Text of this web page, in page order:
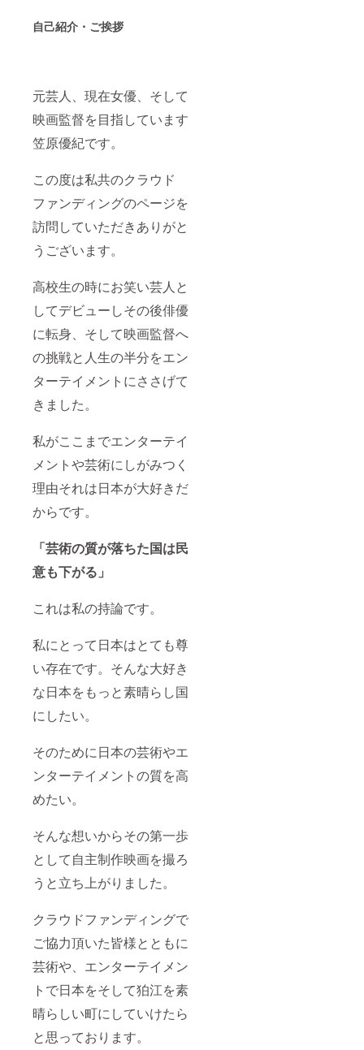
自己紹介・ご挨拶
元芸人、現在女優、そして
映画監督を目指しています
笠原優紀です。
この度は私共のクラウド
ファンディングのページを
訪問していただきありがと
うございます。
高校生の時にお笑い芸人と
してデビューしその後俳優
に転身、そして映画監督へ
の挑戦と人生の半分をエン
ターテイメントにささげて
きました。
私がここまでエンターテイ
メントや芸術にしがみつく
理由それは日本が大好きだ
からです。
「芸術の質が落ちた国は民
意も下がる」
これは私の持論です。
私にとって日本はとても尊
い存在です。そんな大好き
な日本をもっと素晴らし国
にしたい。
そのために日本の芸術やエ
ンターテイメントの質を高
めたい。
そんな想いからその第一歩
として自主制作映画を撮ろ
うと立ち上がりました。
クラウドファンディングで
ご協力頂いた皆様とともに
芸術や、エンターテイメン
トで日本をそして狛江を素
晴らしい町にしていけたら
と思っております。